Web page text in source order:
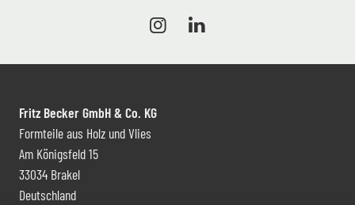
Fritz Becker GmbH & Co. KG
Formteile aus Holz und Vlies
Am Königsfeld 15
33034 Brakel
Deutschland